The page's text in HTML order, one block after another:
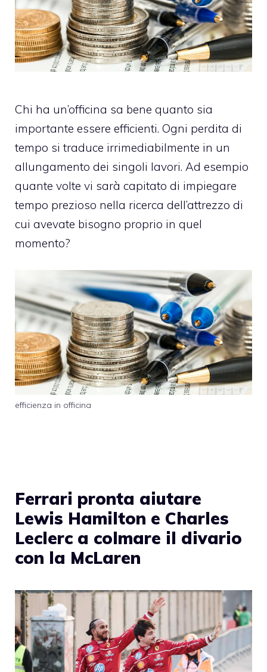
Chi ha un’officina sa bene quanto sia
importante essere efficienti. Ogni perdita di
tempo si traduce irrimediabilmente in un
allungamento dei singoli lavori. Ad esempio
quante volte vi sarà capitato di impiegare
tempo prezioso nella ricerca dell’attrezzo di
cui avevate bisogno proprio in quel
momento?
efficienza in officina
Ferrari pronta aiutare
Lewis Hamilton e Charles
Leclerc a colmare il divario
con la McLaren